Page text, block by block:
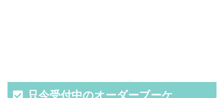
只今受付中のオーダーブーケ